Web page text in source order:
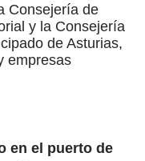
Consejería de
y la Consejería
de Asturias,
empresas
en el puerto de